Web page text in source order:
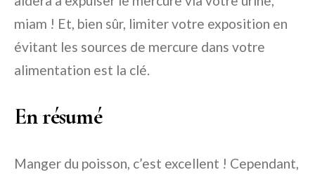
miam ! Et, bien sûr, limiter votre exposition en
évitant les sources de mercure dans votre
alimentation est la clé.
En résumé
Manger du poisson, c’est excellent ! Cependant,